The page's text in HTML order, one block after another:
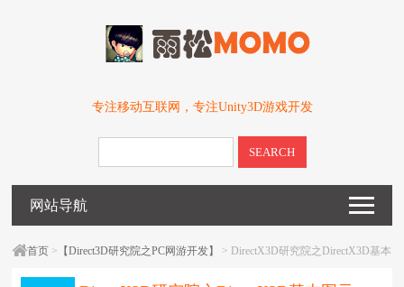
专注移动互联网，专注Unity3D游戏开发
SEARCH
网站导航
首页 > 【Direct3D研究院之PC网游开发】
> DirectX3D研究院之DirectX3D基本